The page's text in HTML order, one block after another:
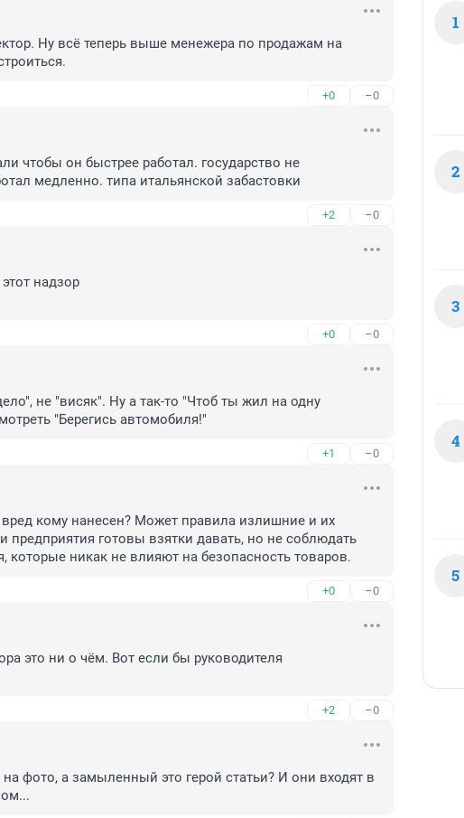
Ну всё теперь выше менежера по продажам на
+0 –0
чтобы он быстрее работал. государство не
медленно. типа итальянской забастовки
+2 –0
надзор
+0 –0
не "висяк". Ну а так-то "Чтоб ты жил на одну
"Берегись автомобиля!"
+1 –0
вред кому нанесен? Может правила излишние и их
предприятия готовы взятки давать, но не соблюдать
которые никак не влияют на безопасность товаров.
+0 –0
это ни о чём. Вот если бы руководителя
+2 –0
фото, а замыленный это герой статьи? И они входят в
1
2
3
4
5